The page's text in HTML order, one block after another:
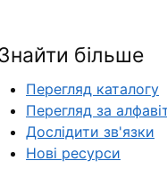
більше
Перегляд каталогу
Перегляд за
Дослідити зв'язки
Нові ресурси